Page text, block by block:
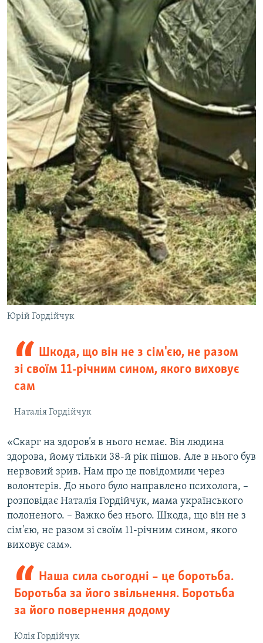
Юрій Гордійчук
Шкода, що він не з сім'єю, не разом
зі своїм 11-річним сином, якого виховує
сам
Наталія Гордійчук
«Скарг на здоров’я в нього немає. Він людина
здорова, йому тільки 38-й рік пішов. Але в нього був
нервовий зрив. Нам про це повідомили через
волонтерів. До нього було направлено психолога, –
розповідає Наталія Гордійчук, мама українського
полоненого. – Важко без нього. Шкода, що він не з
сім'єю, не разом зі своїм 11-річним сином, якого
виховує сам».
Наша сила сьогодні – це боротьба.
Боротьба за його звільнення. Боротьба
за його повернення додому
Юлія Гордійчук